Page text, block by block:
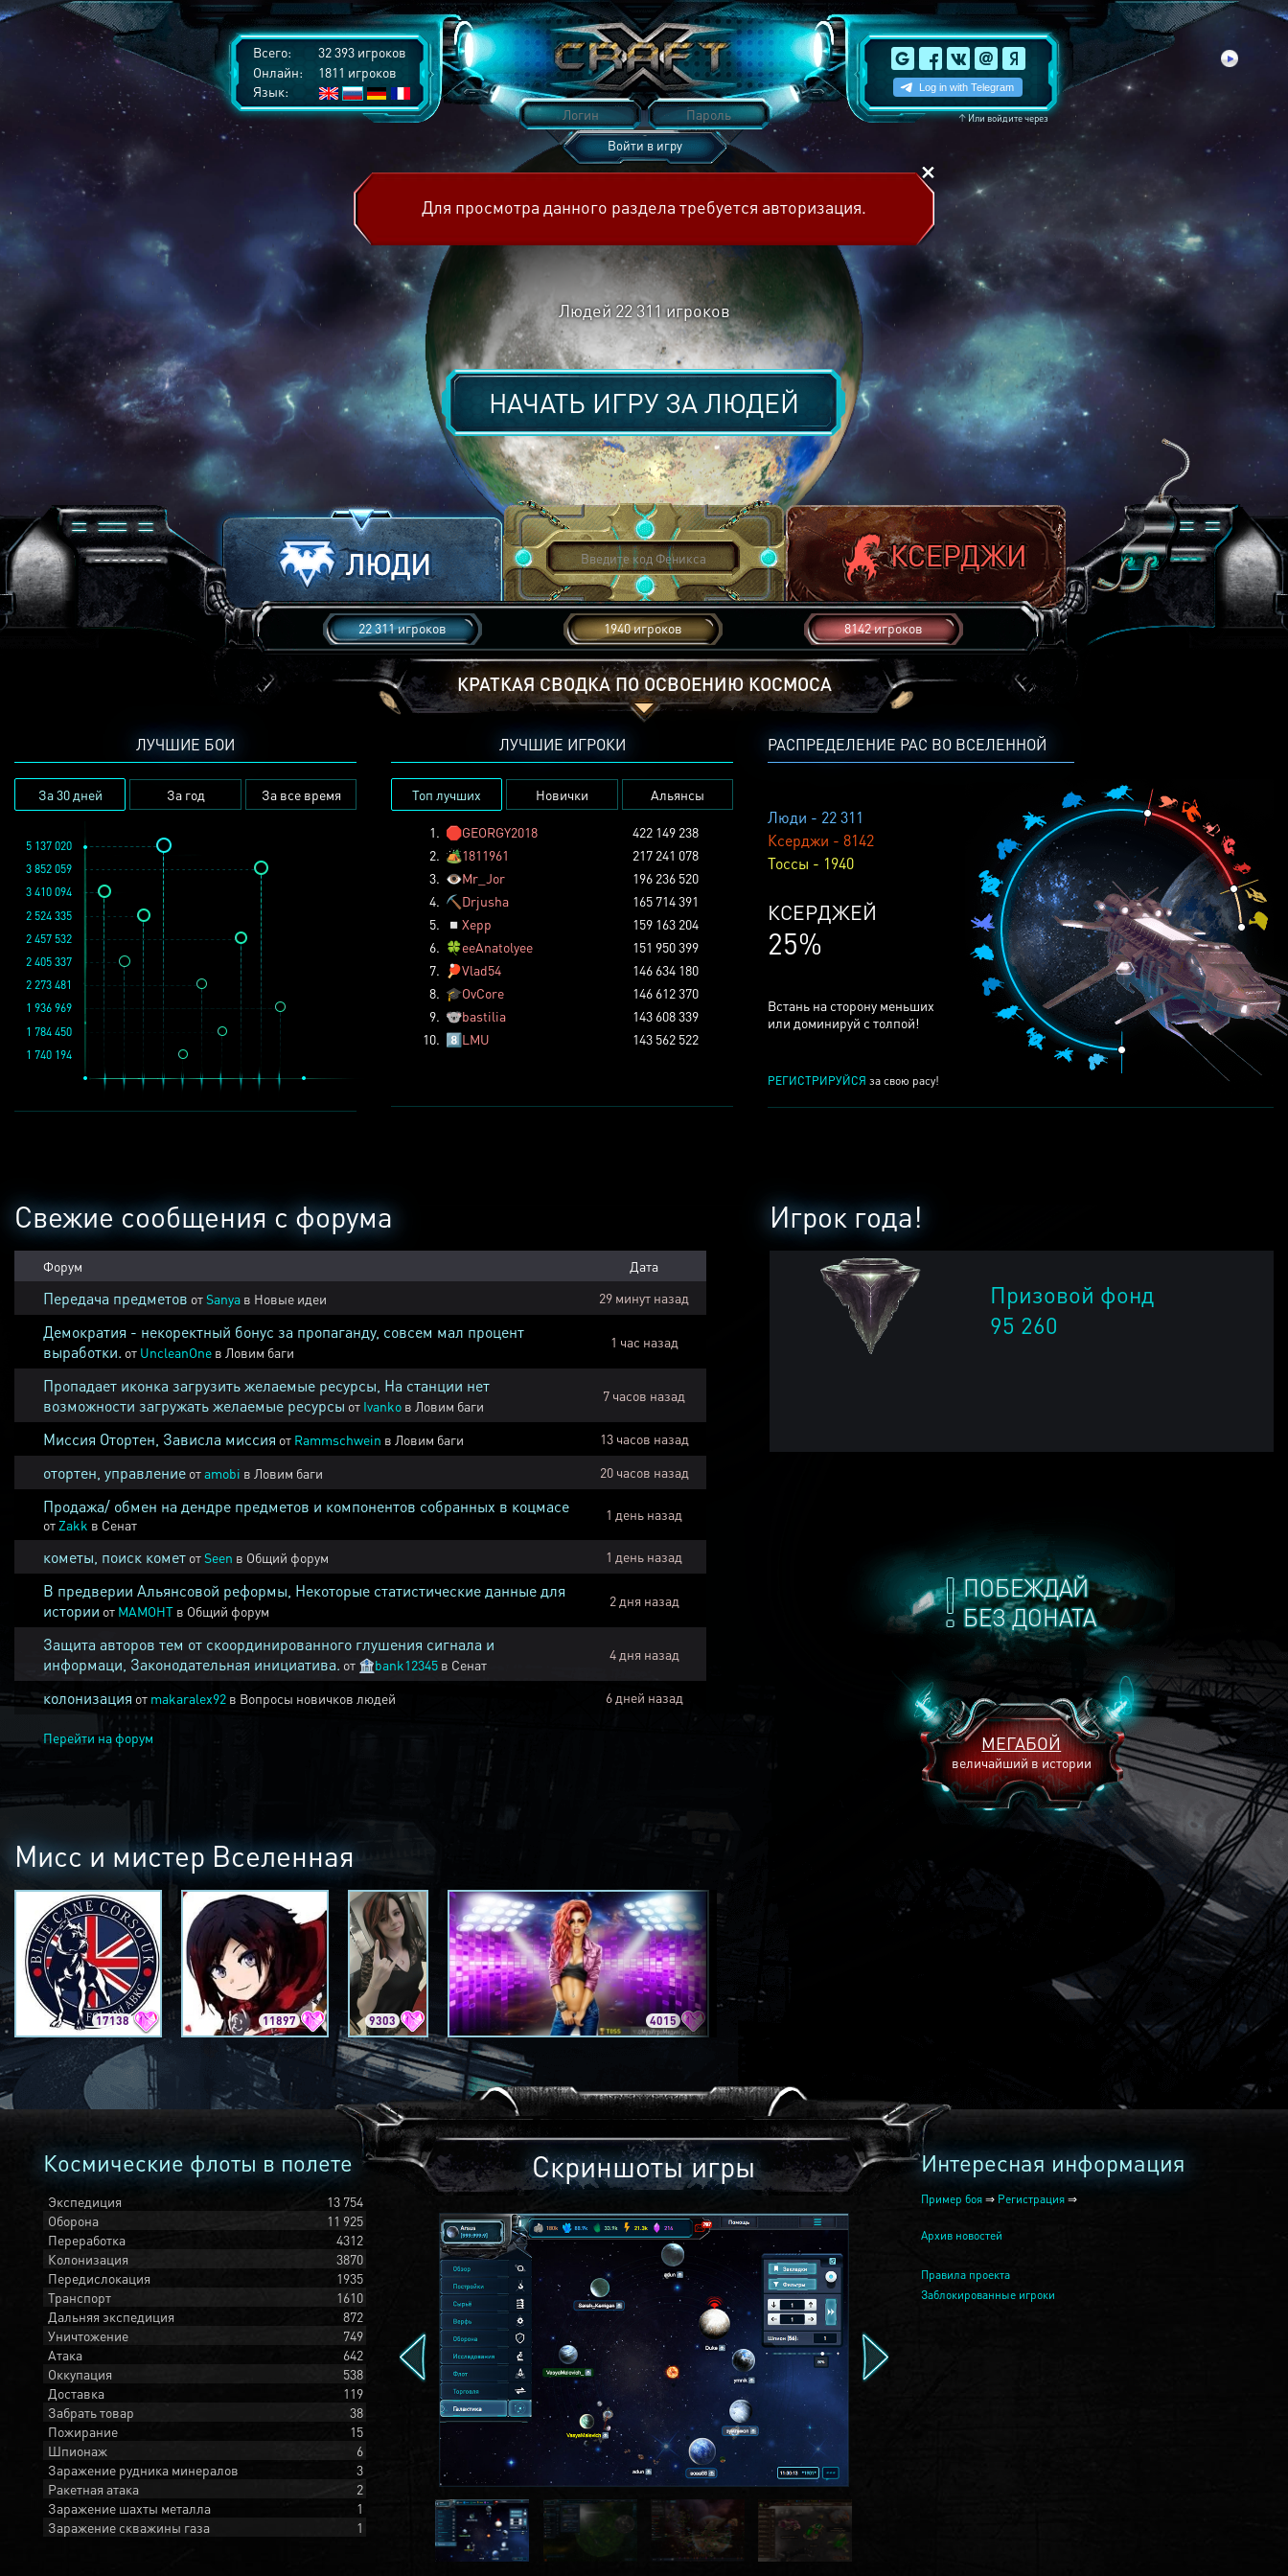
Всего:
32 393 игроков
Онлайн:
1811 игроков
Язык:
↑Или войдите через
Войти в игру
Для просмотра данного раздела требуется авторизация.
Людей 22 311 игроков
НАЧАТЬ ИГРУ ЗАЛЮДЕЙ
22 311 игроков 1940 игроков 8142 игроков
КРАТКАЯ СВОДКА ПО ОСВОЕНИЮ КОСМОСА
РАСПРЕДЕЛЕНИЕ РАС ВО ВСЕЛЕННОЙ
Люди - 22 311
Ксерджи - 8142
Тоссы - 1940
КСЕРДЖЕЙ
25%
Встань на сторону меньших
или доминируй с толпой!
РЕГИСТРИРУЙСЯ за свою расу!
ЛУЧШИЕ БОИ
За 30 дней За год За все время
1 936 969
3 852 059
2 457 532
1 784 450
2 273 481
1 740 194
5 137 020
2 524 335
2 405 337
3 410 094
ЛУЧШИЕ ИГРОКИ
Топ лучших Новички Альянсы
1. 🛑GEORGY2018
422 149 238
2. 🏕️1811961
217 241 078
3. 👁️Mr_Jor
196 236 520
4. ⛏️ Drjusha
165 714 391
5.
◽ Xepp
159 163 204
6. 🍀eeAnatolyee
151 950 399
7.
🏓Vlad54
146 634 180
8. 🎓OvCore
146 612 370
9. 🐨bastilia
143 608 339
10. 8️⃣LMU 143 562 522
ПОБЕЖДАЙ
БЕЗ ДОНАТА
МЕГАБОЙ
величайший в истории
Игрок года!
Призовой фонд
95 260
Свежие сообщения с форума
Форум Дата
Передача предметов отSanya в Новые идеи 29 минут назад
Демократия - некоректный бонус за пропаганду, совсем мал процент
выработки. от UncleanOne в Ловим баги
1 час назад
Пропадает иконка загрузить желаемые ресурсы, На станции нет
возможности загружать желаемые ресурсы от Ivanko в Ловим баги
7 часов назад
Миссия Отортен, Зависла миссия от Rammschwein в Ловим баги 13 часов назад
отортен, управление отamobi в Ловим баги 20 часов назад
Продажа/ обмен на дендре предметов и компонентов собранных в коцмасе
от Zakk в Сенат
1 день назад
кометы, поиск комет отSeen в Общий форум 1 день назад
В предверии Альянсовой реформы, Некоторые статистические данные для
истории от MAMOHT в Общий форум
2 дня назад
Защита авторов тем от скоординированного глушения сигнала и
информаци, Законодательная инициатива. от 🏦bank12345 в Сенат
4 дня назад
колонизация от makaralex92 в Вопросы новичков людей 6 дней назад
Перейти на форум
Мисс и мистер Вселенная
17138 11897 9303 4015 2240
Космические флоты в полете
Экспедиция
13 754
Оборона
11 925
Переработка
4312
Колонизация
3870
Передислокация
1935
Транспорт
1610
Дальняя экспедиция
872
Уничтожение
749
Атака
642
Оккупация
538
Доставка
119
Забрать товар
38
Пожирание
15
Шпионаж
6
Заражение рудника минералов
3
Ракетная атака
2
Заражение шахты металла
1
Заражение скважины газа
1
Скриншоты игры Интересная информация
Пример боя ⇒ Регистрация ⇒
Архив новостей
Правила проекта
Заблокированные игроки